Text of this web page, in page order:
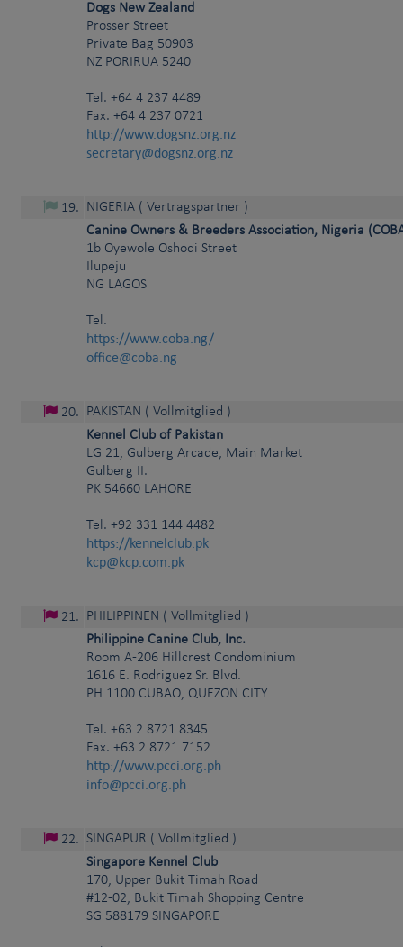
Dogs New Zealand
Prosser Street
Private Bag 50903
NZ PORIRUA 5240
Tel. +64 4 237 4489
Fax. +64 4 237 0721
http://www.dogsnz.org.nz
secretary@dogsnz.org.nz
19. NIGERIA ( Vertragspartner )
Canine Owners & Breeders Association, Nigeria
1b Oyewole Oshodi Street
Ilupeju
NG LAGOS
Tel.
https://www.coba.ng/
office@coba.ng
20. PAKISTAN ( Vollmitglied )
Kennel Club of Pakistan
LG 21, Gulberg Arcade, Main Market
Gulberg II.
PK 54660 LAHORE
Tel. +92 331 144 4482
https://kennelclub.pk
kcp@kcp.com.pk
21. PHILIPPINEN ( Vollmitglied )
Philippine Canine Club, Inc.
Room A-206 Hillcrest Condominium
1616 E. Rodriguez Sr. Blvd.
PH 1100 CUBAO, QUEZON CITY
Tel. +63 2 8721 8345
Fax. +63 2 8721 7152
http://www.pcci.org.ph
info@pcci.org.ph
22. SINGAPUR ( Vollmitglied )
Singapore Kennel Club
170, Upper Bukit Timah Road
#12-02, Bukit Timah Shopping Centre
SG 588179 SINGAPORE